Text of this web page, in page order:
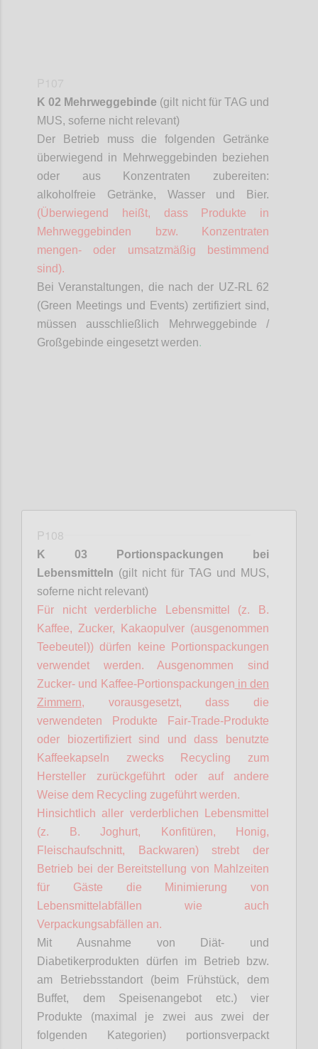
K 02 Mehrweggebinde (gilt nicht für TAG und
MUS, soferne nicht relevant)
Der Betrieb muss die folgenden Getränke
überwiegend in Mehrweggebinden beziehen
oder aus Konzentraten zubereiten:
alkoholfreie Getränke, Wasser und Bier.
(Überwiegend heißt, dass Produkte in
Mehrweggebinden bzw. Konzentraten
mengen- oder umsatzmäßig bestimmend
sind).
Bei Veranstaltungen, die nach der UZ-RL 62
(Green Meetings und Events) zertifiziert sind,
müssen ausschließlich Mehrweggebinde /
Großgebinde eingesetzt werden.
P108
K 03 Portionspackungen bei
Lebensmitteln (gilt nicht für TAG und MUS,
soferne nicht relevant)
Für nicht verderbliche Lebensmittel (z. B.
Kaffee, Zucker, Kakaopulver (ausgenommen
Teebeutel)) dürfen keine Portionspackungen
verwendet werden. Ausgenommen sind
Zucker- und Kaffee-Portionspackungen in den
Zimmern, vorausgesetzt, dass die
verwendeten Produkte Fair-Trade-Produkte
oder biozertifiziert sind und dass benutzte
Kaffeekapseln zwecks Recycling zum
Hersteller zurückgeführt oder auf andere
Weise dem Recycling zugeführt werden.
Hinsichtlich aller verderblichen Lebensmittel
(z. B. Joghurt, Konfitüren, Honig,
Fleischaufschnitt, Backwaren) strebt der
Betrieb bei der Bereitstellung von Mahlzeiten
für Gäste die Minimierung von
Lebensmittelabfällen wie auch
Verpackungsabfällen an.
Mit Ausnahme von Diät- und
Diabetikerprodukten dürfen im Betrieb bzw.
am Betriebsstandort (beim Frühstück, dem
Buffet, dem Speisenangebot etc.) vier
Produkte (maximal je zwei aus zwei der
folgenden Kategorien) portionsverpackt